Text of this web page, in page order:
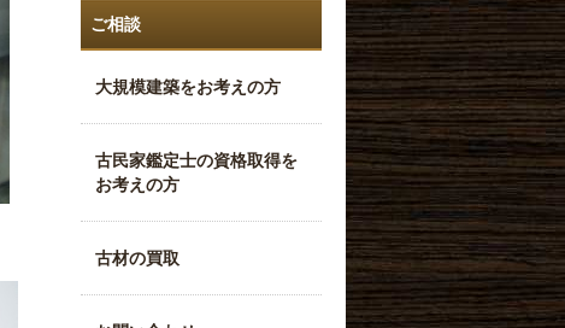
ご相談
大規模建築をお考えの方
古民家鑑定士の資格取得を
お考えの方
古材の買取